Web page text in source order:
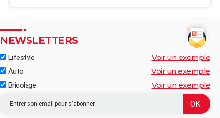
NEWSLETTERS
Lifestyle Voir un exemple
Auto Voir un exemple
Bricolage Voir un exemple